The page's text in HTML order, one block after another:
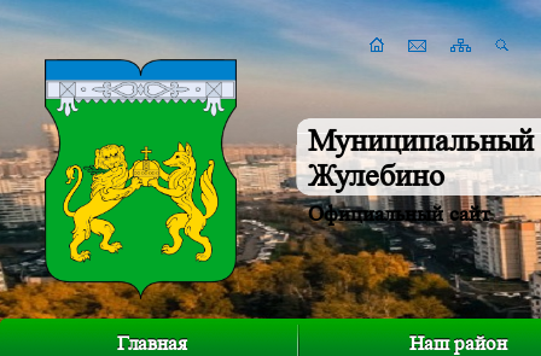
Муниципальный
Жулебино
Официальный сайт
Главная Наш район